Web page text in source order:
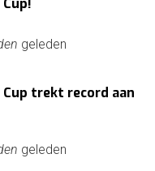
geleden
trekt record aan
geleden